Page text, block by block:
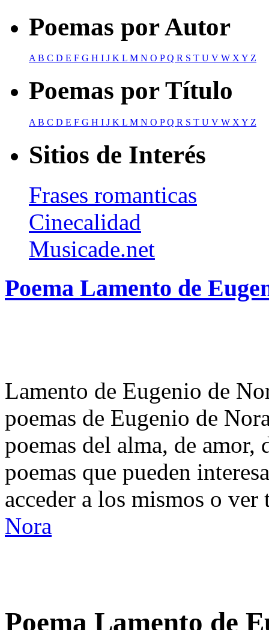
Poemas por Autor
AB C D E F G H I J K L M N O PQ R S T U V W XY Z
Poemas por Título
A B C D E F G H I J K L M N O PQ R S T U V W X Y Z
Sitios de Interés
Frases romanticas
Cinecalidad
Musicade.net
Poema Lamento de
Lamento de Eugenio de
poemas de Eugenio de
poemas del alma, de
poemas que pueden
acceder a los mismos o
Nora
Poema Lamento de